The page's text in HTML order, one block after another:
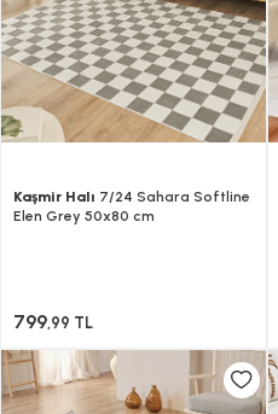
Kaşmir Halı 7/24 Sahara Softline
Elen Grey 50x80 cm
799,99 TL